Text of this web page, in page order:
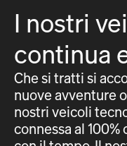
I nostri
continua
Che si tratti si
nuove avventure
nostri veicoli
connessa al